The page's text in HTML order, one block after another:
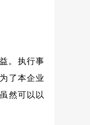
。执行事
了本企业
然可以以